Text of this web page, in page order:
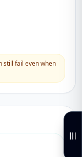
still fail even when